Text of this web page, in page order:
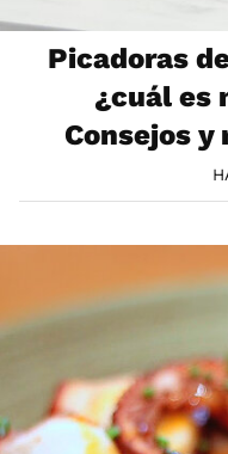
Picadoras
¿cuál es
Consejos y